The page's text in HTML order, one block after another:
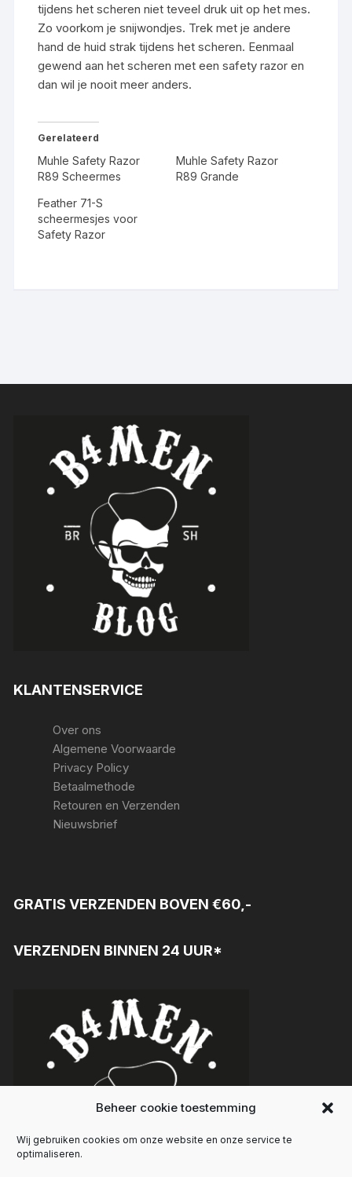
Beheer cookie toestemming
Wij gebruiken cookies om onze website en onze service te
optimaliseren.
tijdens het scheren niet teveel druk uit op het mes.
Zo voorkom je snijwondjes. Trek met je andere
hand de huid strak tijdens het scheren. Eenmaal
gewend aan het scheren met een safety razor en
dan wil je nooit meer anders.
Gerelateerd
Muhle Safety Razor
R89 Scheermes
Muhle Safety Razor
R89 Grande
Feather 71-S
scheermesjes voor
Safety Razor
KLANTENSERVICE
Over ons
Algemene Voorwaarde
Privacy Policy
Betaalmethode
Retouren en Verzenden
Nieuwsbrief
GRATIS VERZENDEN BOVEN €60,-
VERZENDEN BINNEN 24 UUR*